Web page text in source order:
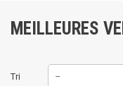
MEILLEURES
Tri --